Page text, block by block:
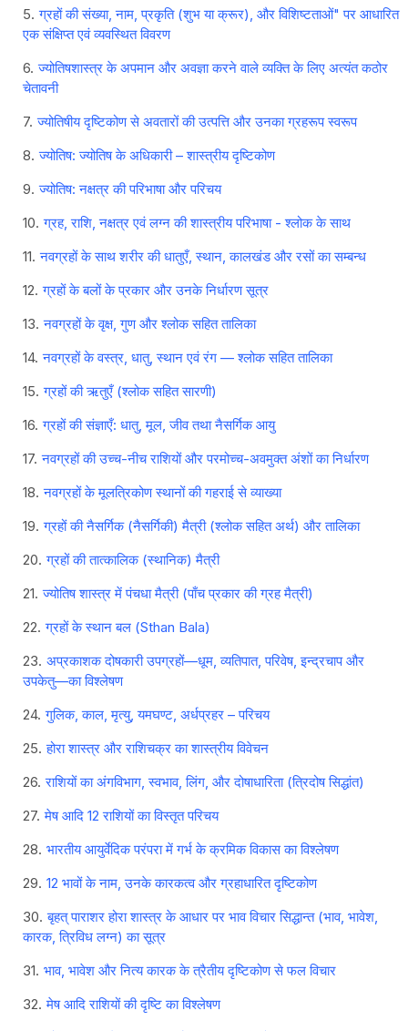
ग्रहों की संख्या, नाम, प्रकृति (शुभ या क्रूर), और विशिष्टताओं" पर आधारित
एक संक्षिप्त एवं व्यवस्थित विवरण
ज्योतिषशास्त्र के अपमान और अवज्ञा करने वाले व्यक्ति के लिए अत्यंत कठोर
चेतावनी
ज्योतिषीय दृष्टिकोण से अवतारों की उत्पत्ति और उनका ग्रहरूप स्वरूप
ज्योतिष: ज्योतिष के अधिकारी – शास्त्रीय दृष्टिकोण
ज्योतिष: नक्षत्र की परिभाषा और परिचय
ग्रह, राशि, नक्षत्र एवं लग्न की शास्त्रीय परिभाषा - श्लोक के साथ
नवग्रहों के साथ शरीर की धातुएँ, स्थान, कालखंड और रसों का सम्बन्ध
ग्रहों के बलों के प्रकार और उनके निर्धारण सूत्र
नवग्रहों के वृक्ष, गुण और श्लोक सहित तालिका
नवग्रहों के वस्त्र, धातु, स्थान एवं रंग — श्लोक सहित तालिका
ग्रहों की ऋतुएँ (श्लोक सहित सारणी)
ग्रहों की संज्ञाएँ: धातु, मूल, जीव तथा नैसर्गिक आयु
नवग्रहों की उच्च-नीच राशियों और परमोच्च-अवमुक्त अंशों का निर्धारण
नवग्रहों के मूलत्रिकोण स्थानों की गहराई से व्याख्या
ग्रहों की नैसर्गिक (नैसर्गिकी) मैत्री (श्लोक सहित अर्थ) और तालिका
ग्रहों की तात्कालिक (स्थानिक) मैत्री
ज्योतिष शास्त्र में पंचधा मैत्री (पाँच प्रकार की ग्रह मैत्री)
ग्रहों के स्थान बल (Sthan Bala)
अप्रकाशक दोषकारी उपग्रहों—धूम, व्यतिपात, परिवेष, इन्द्रचाप और
उपकेतु—का विश्लेषण
गुलिक, काल, मृत्यु, यमघण्ट, अर्धप्रहर – परिचय
होरा शास्त्र और राशिचक्र का शास्त्रीय विवेचन
राशियों का अंगविभाग, स्वभाव, लिंग, और दोषाधारिता (त्रिदोष सिद्धांत)
मेष आदि 12 राशियों का विस्तृत परिचय
भारतीय आयुर्वेदिक परंपरा में गर्भ के क्रमिक विकास का विश्लेषण
12 भावों के नाम, उनके कारकत्व और ग्रहाधारित दृष्टिकोण
बृहत् पाराशर होरा शास्त्र के आधार पर भाव विचार सिद्धान्त (भाव, भावेश,
कारक, त्रिविध लग्न) का सूत्र
भाव, भावेश और नित्य कारक के त्रैतीय दृष्टिकोण से फल विचार
मेष आदि राशियों की दृष्टि का विश्लेषण